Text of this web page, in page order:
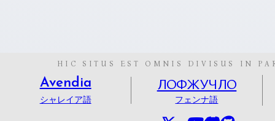
HIC SITUS EST OMNIS DIVISUS IN
Avendia
シャレイア語
ЛОФЖУЧЛО
フェンナ語